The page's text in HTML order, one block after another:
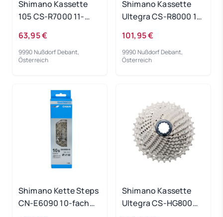
Shimano Kassette
105 CS-R7000 11-
63,95 €
9990 Nußdorf Debant,
Österreich
Shimano Kassette
Ultegra CS-R8000 11-
101,95 €
9990 Nußdorf Debant,
Österreich
Shimano Kette Steps
CN-E6090 10-fach
Shimano Kassette
Ultegra CS-HG800